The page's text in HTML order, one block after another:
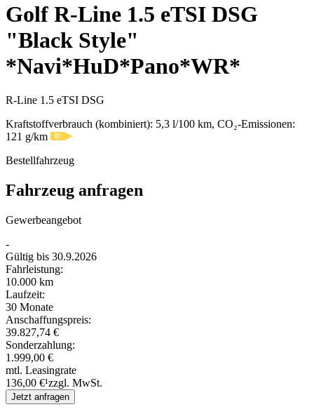
Golf R-Line 1.5 eTSI DSG
"Black Style"
*Navi*HuD*Pano*WR*
R-Line 1.5 eTSI DSG
Kraftstoffverbrauch (kombiniert): 5,3 l/100 km, CO₂-Emissionen:
121 g/km
D
Bestellfahrzeug
Fahrzeug anfragen
Gewerbeangebot
-
Gültig bis 30.9.2026
Fahrleistung:
10.000 km
Laufzeit:
30 Monate
Anschaffungspreis:
39.827,74 €
Sonderzahlung:
1.999,00 €
mtl. Leasingrate
136,00 €¹zzgl. MwSt.
Jetzt anfragen